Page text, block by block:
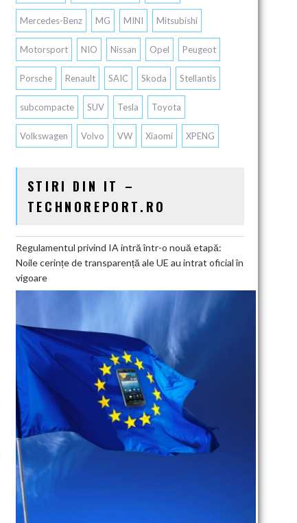
Mercedes-Benz MG MINI Mitsubishi
Motorsport NIO Nissan Opel Peugeot
Porsche Renault SAIC Skoda Stellantis
subcompacte SUV Tesla Toyota
Volkswagen Volvo VW Xiaomi XPENG
STIRI DIN IT –
TECHNOREPORT.RO
Regulamentul privind IA intră într-o nouă etapă:
Noile cerințe de transparență ale UE au intrat oficial în
vigoare